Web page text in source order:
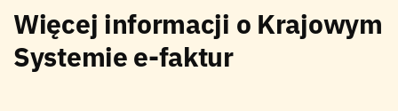
Więcej informacji o Krajowym
Systemie e-faktur